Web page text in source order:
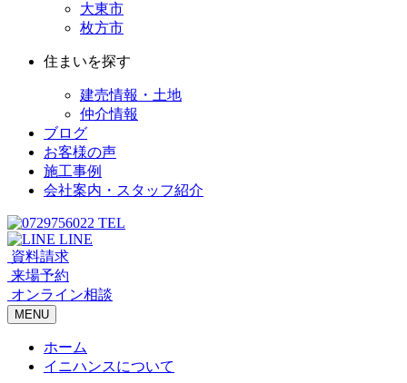
大東市
枚方市
住まいを探す
建売情報・土地
仲介情報
ブログ
お客様の声
施工事例
会社案内・スタッフ紹介
TEL
LINE
資料請求
来場予約
オンライン相談
MENU
ホーム
イニハンスについて